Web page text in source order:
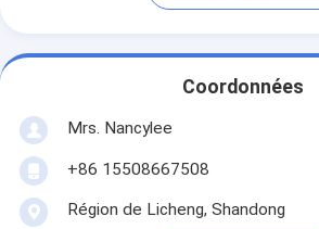
Coordonnées
Mrs. Nancylee
+86 15508667508
Région de Licheng, Shandong